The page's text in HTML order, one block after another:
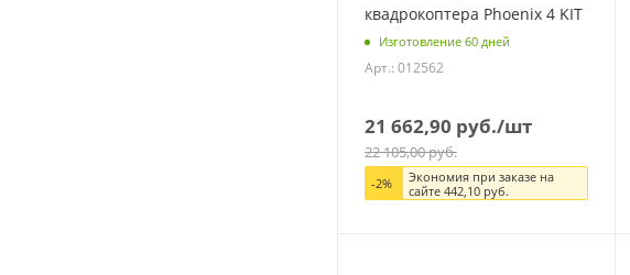
квадрокоптера Phoenix 4 KIT
Изготовление 60 дней
Арт.: 012562
21 662,90 руб./шт
22 105,00руб.
-2%
Экономия при заказе на
сайте442,10 руб.